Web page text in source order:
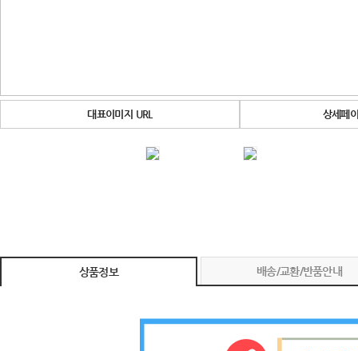
대표이미지 URL 상세페
상품정보 배송/교환/반품안내